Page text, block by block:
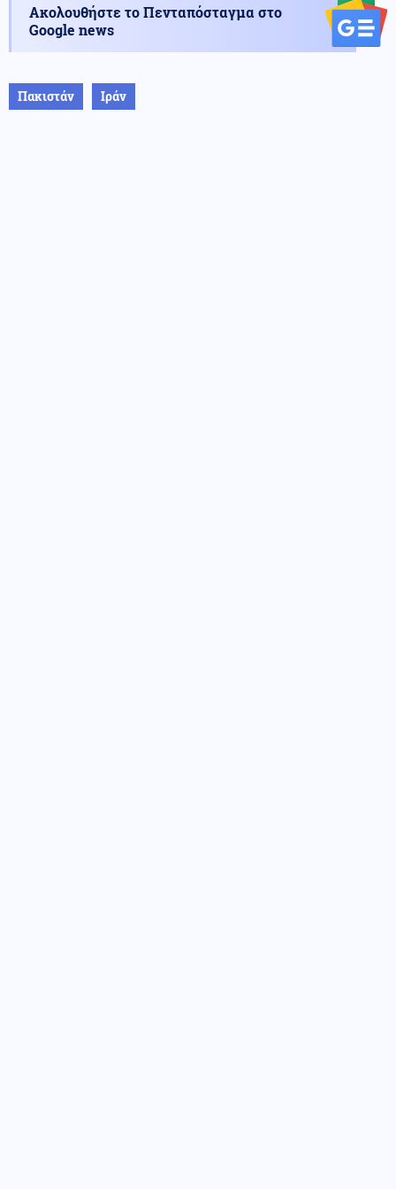
Ακολουθήστε το Πενταπόσταγμα στο
Google news
Πακιστάν Ιράν